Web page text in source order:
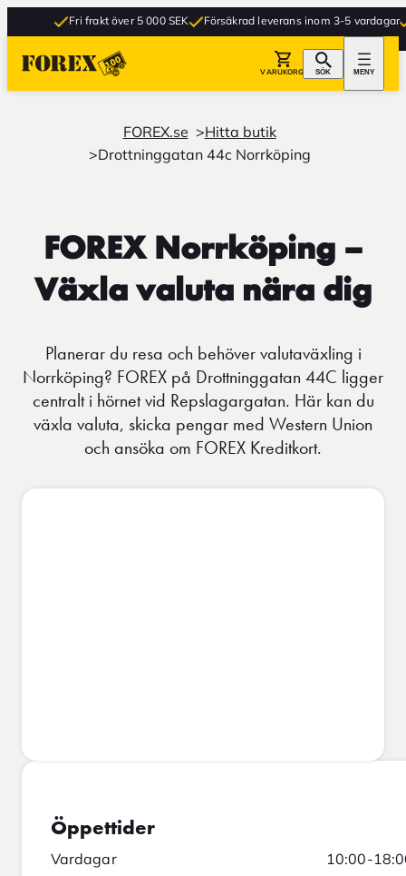
Fri frakt över 5 000 SEK Försäkrad leverans inom 3-5 vardagar
VARUKORG SÖK MENY
FOREX.se
Hitta butik
Drottninggatan 44c Norrköping
FOREX Norrköping –
Växla valuta nära dig
Planerar du resa och behöver valutaväxling i
Norrköping? FOREX på Drottninggatan 44C ligger
centralt i hörnet vid Repslagargatan. Här kan du
växla valuta, skicka pengar med Western Union
och ansöka om FOREX Kreditkort.
Öppettider
Vardagar
10:00-